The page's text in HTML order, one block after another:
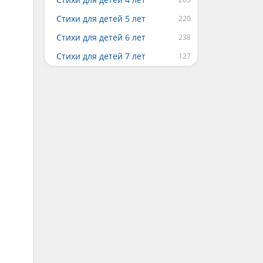
Стихи для детей 5 лет
Стихи для детей 6 лет
Стихи для детей 7 лет